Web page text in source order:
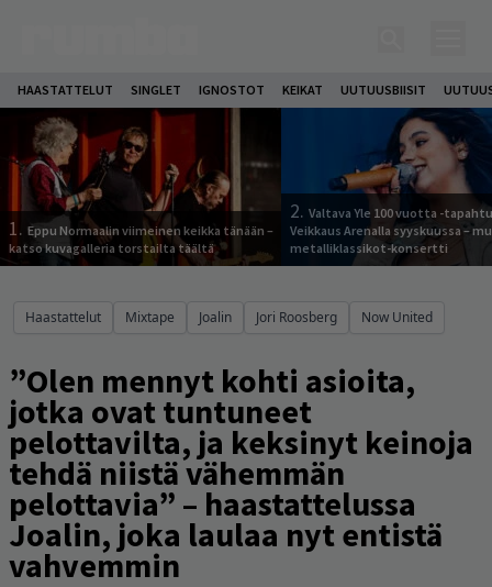
HAASTATTELUT SINGLET IGNOSTOT KEIKAT UUTUUSBIISIT
1. Eppu Normaalin viimeinen keikka tänään –
katso kuvagalleria torstailta täältä
2. Valtava Yle 100 vuotta -
Veikkaus Arenalla syyskuussa –
metalliklassikot-konsertti
Haastattelut Mixtape Joalin Jori Roosberg Now United
”Olen mennyt kohti asioita,
jotka ovat tuntuneet
pelottavilta, ja keksinyt keinoja
tehdä niistä vähemmän
pelottavia” – haastattelussa
Joalin, joka laulaa nyt entistä
vahvemmin